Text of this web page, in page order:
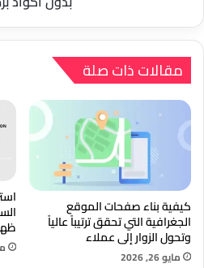
مقالات ذات صلة
كيفية بناء صفحات الموقع
الجغرافية التي تحقق ترتيباً عالياً
وتحول الزوار إلى عملاء
مايو 26, 2026